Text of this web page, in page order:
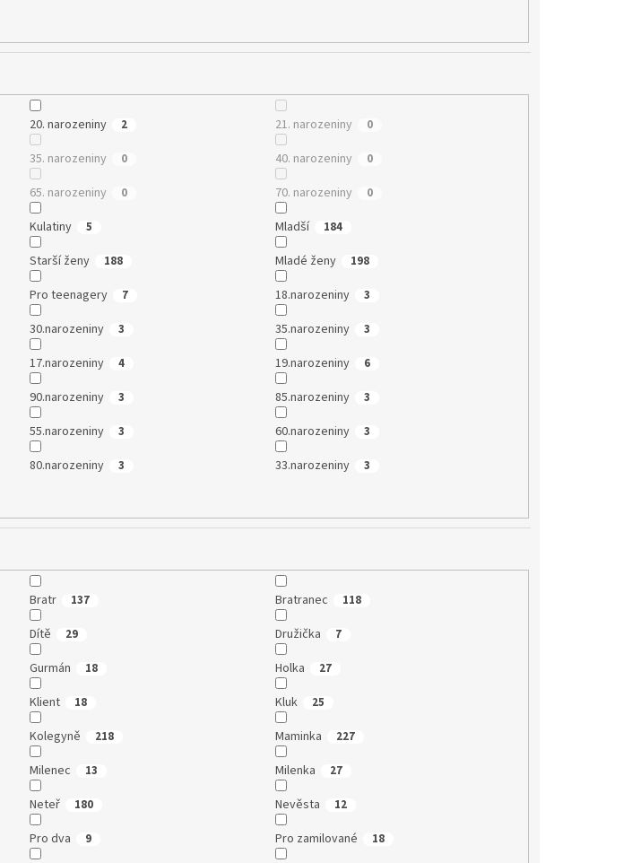
20. narozeniny 2 21. narozeniny 0
35. narozeniny 0 40. narozeniny 0
65. narozeniny 0 70. narozeniny 0
Kulatiny 5 Mladší 184
Starší ženy 188 Mladé ženy 198
Pro teenagery 7 18.narozeniny 3
30.narozeniny 3 35.narozeniny 3
17.narozeniny 4 19.narozeniny 6
90.narozeniny 3 85.narozeniny 3
55.narozeniny 3 60.narozeniny 3
80.narozeniny 3 33.narozeniny 3
Bratr 137 Bratranec 118
Dítě 29 Družička 7
Gurmán 18 Holka 27
Klient 18 Kluk 25
Kolegyně 218 Maminka 227
Milenec 13 Milenka 27
Neteř 180 Nevěsta 12
Pro dva 9 Pro zamilované 18